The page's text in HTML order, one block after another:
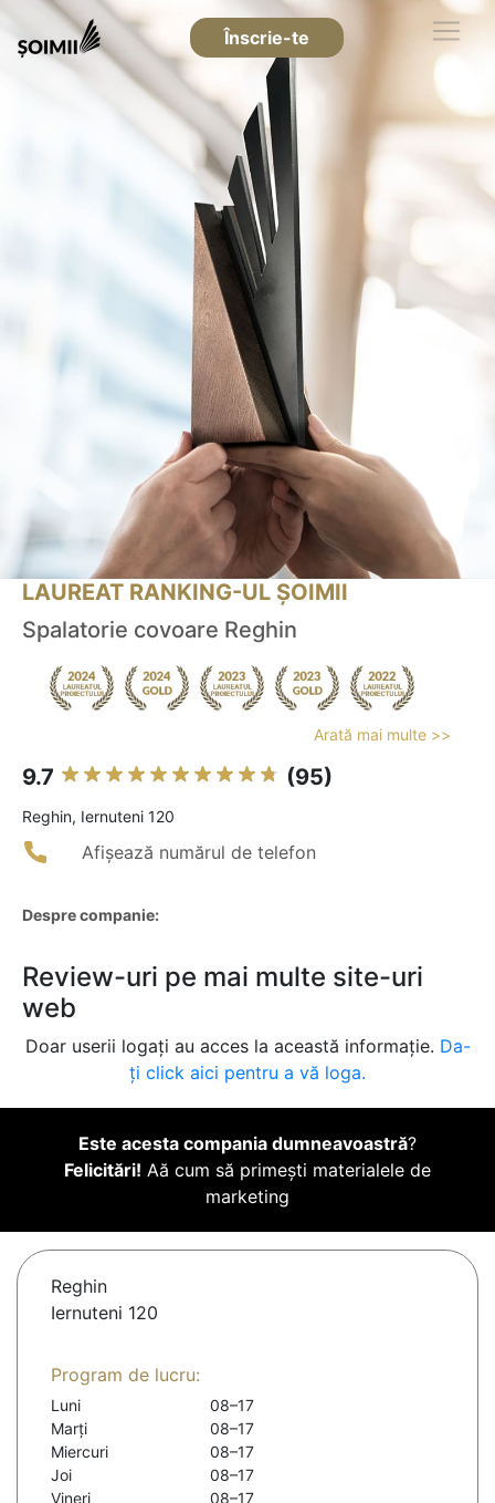
Înscrie-te
LAUREAT RANKING-UL ȘOIMII
Spalatorie covoare Reghin
Arată mai multe >>
9.7 (95)
Reghin, Iernuteni 120
Afișează numărul de telefon
Despre companie:
Review-uri pe mai multe site-uri
web
Doar userii logați au acces la această informație. Da-
ți click aici pentru a vă loga.
Este acesta compania dumneavoastră?
Felicitări! Aă cum să primești materialele de
marketing
Reghin
Iernuteni 120
Program de lucru:
Luni
08–17
Marți
08–17
Miercuri
08–17
Joi
08–17
Vineri
08–17